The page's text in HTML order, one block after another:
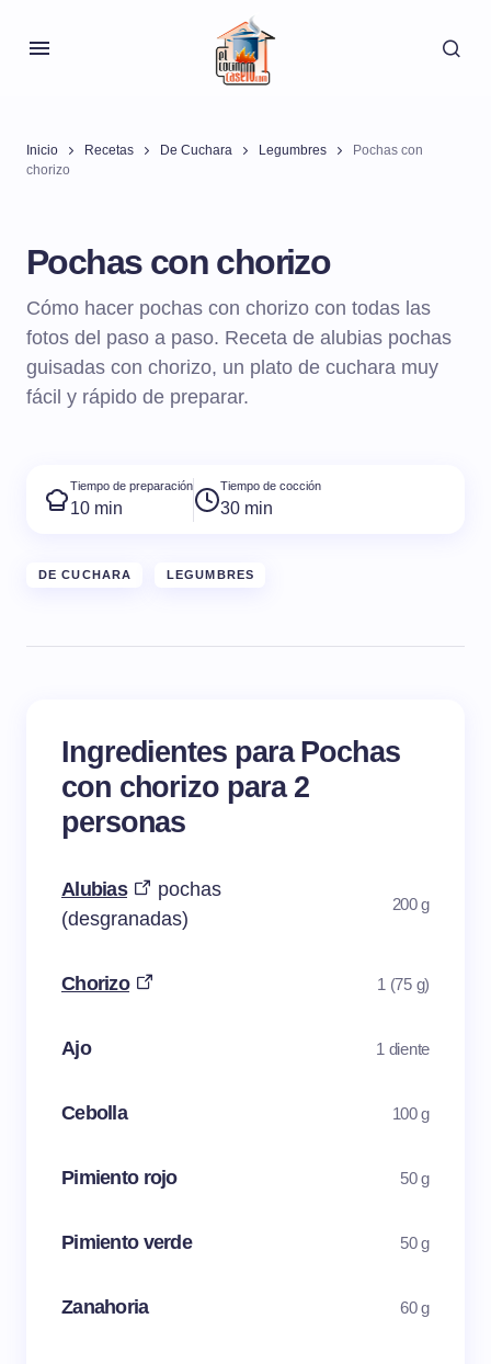
Inicio Recetas De Cuchara Legumbres
Pochas con
chorizo
Pochas con chorizo
Cómo hacer pochas con chorizo con todas las
fotos del paso a paso. Receta de alubias pochas
guisadas con chorizo, un plato de cuchara muy
fácil y rápido de preparar.
Tiempo de preparación
10 min
Tiempo de cocción
30 min
DE CUCHARA LEGUMBRES
Ingredientes para Pochas
con chorizo para 2
personas
Alubias
pochas
(desgranadas)
200 g
Chorizo 1 (75 g)
Ajo 1 diente
Cebolla 100 g
Pimiento rojo 50 g
Pimiento verde 50 g
Zanahoria 60 g